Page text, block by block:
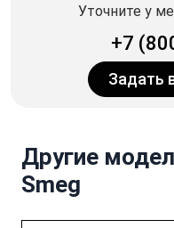
Уточните у
+7
Задать
Другие
Smeg